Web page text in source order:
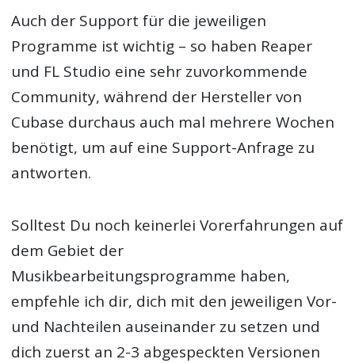
Auch der Support für die jeweiligen
Programme ist wichtig – so haben Reaper
und FL Studio eine sehr zuvorkommende
Community, während der Hersteller von
Cubase durchaus auch mal mehrere Wochen
benötigt, um auf eine Support-Anfrage zu
antworten.
Solltest Du noch keinerlei Vorerfahrungen auf
dem Gebiet der
Musikbearbeitungsprogramme haben,
empfehle ich dir, dich mit den jeweiligen Vor-
und Nachteilen auseinander zu setzen und
dich zuerst an 2-3 abgespeckten Versionen